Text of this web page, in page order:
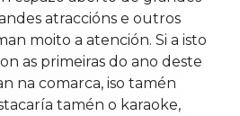
atraccións e outros
moito a atención. Si a isto
as primeiras do ano deste
na comarca, iso tamén
tamén o karaoke,